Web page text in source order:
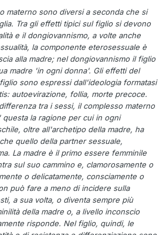
materno sono diversi a seconda che si
Tra gli effetti tipici sul figlio si devono
e il dongiovannismo, a volte anche
la componente eterosessuale è
alla madre; nel dongiovannismo il figlio
madre 'in ogni donna'. Gli effetti del
sono espressi dall'ideologia formatasi
autoevirazione, follia, morte precoce.
tra i sessi, il complesso materno
la ragione per cui in ogni
oltre all'archetipo della madre, ha
quello della partner sessuale,
La madre è il primo essere femminile
sul suo cammino e, clamorosamente o
o delicatamente, consciamente o
può fare a meno di incidere sulla
a sua volta, o diventa sempre più
della madre o, a livello inconscio
risponde. Nel figlio, quindi, le